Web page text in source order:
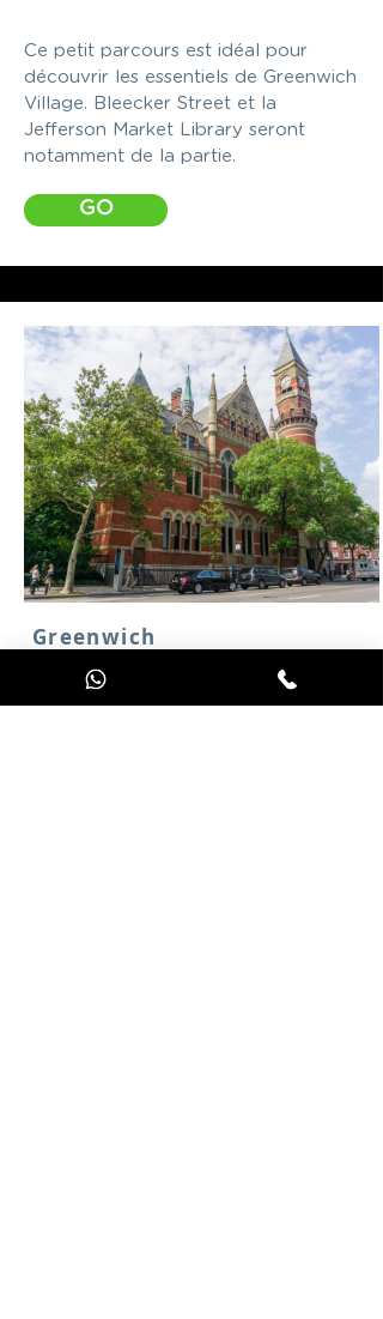
Ce petit parcours est idéal pour
découvrir les essentiels de Greenwich
Village. Bleecker Street et la
Jefferson Market Library seront
notamment de la partie.
GO
Greenwich
Village #2